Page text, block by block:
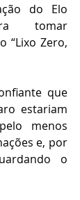
do Elo
tomar
“Lixo Zero,
que
estariam
menos
e, por
o